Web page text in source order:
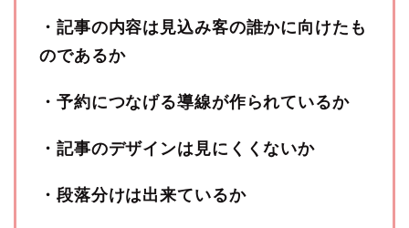
・記事の内容は見込み客の誰かに向けたも
のであるか
・予約につなげる導線が作られているか
・記事のデザインは見にくくないか
・段落分けは出来ているか